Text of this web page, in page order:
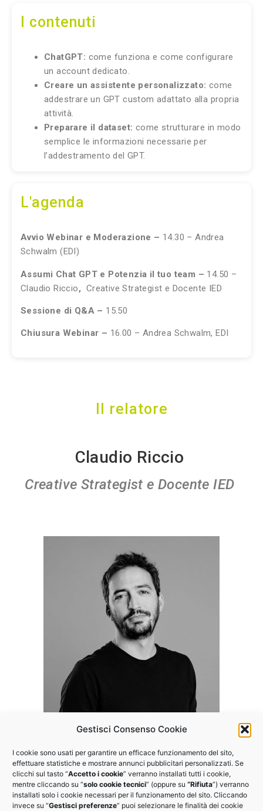
Gestisci Consenso Cookie
I cookie sono usati per garantire un efficace funzionamento del sito,
effettuare statistiche e mostrare annunci pubblicitari personalizzati. Se
clicchi sul tasto “Accetto i cookie” verranno installati tutti i cookie,
mentre cliccando su “solo cookie tecnici” (oppure su “Rifiuta”) verranno
installati solo i cookie necessari per il funzionamento del sito. Cliccando
invece su “Gestisci preferenze” puoi selezionare le finalità dei cookie
I contenuti
ChatGPT: come funziona e come configurare
un account dedicato.
Creare un assistente personalizzato: come
addestrare un GPT custom adattato alla propria
attività.
Preparare il dataset: come strutturare in modo
semplice le informazioni necessarie per
l’addestramento del GPT.
L'agenda
Avvio Webinar e Moderazione – 14.30 – Andrea
Schwalm(EDI)
Assumi Chat GPT e Potenzia il tuo team – 14.50 –
Claudio Riccio, Creative Strategist e Docente IED
Sessione di Q&A – 15.50
Chiusura Webinar – 16.00 – Andrea Schwalm, EDI
Il relatore
Claudio Riccio
Creative Strategist e Docente IED
Vuoi partecipare agli altri
webinar del programma?